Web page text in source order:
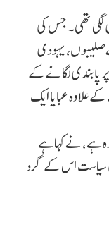
پر پابندی لگی تھی۔ جس کی
بڑے صلیبوں، یہودی
پابندی لگانے کے
علاوہ عبایا ایک
ہے، نے کہا ہے
سیاست اس کے گرد